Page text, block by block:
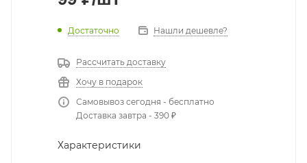
Достаточно Нашли дешевле?
Рассчитать доставку
Хочу в подарок
Самовывоз сегодня - бесплатно
Доставка завтра - 390 ₽
Характеристики